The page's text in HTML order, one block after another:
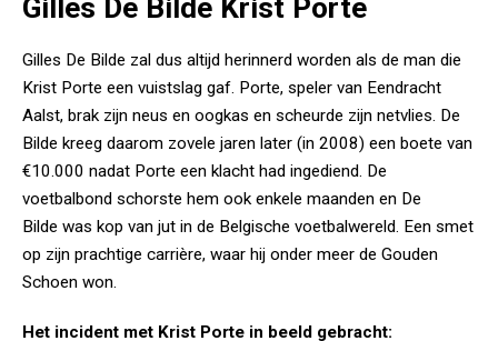
Gilles De Bilde Krist Porte
Gilles De Bilde zal dus altijd herinnerd worden als de man die
Krist Porte een vuistslag gaf. Porte, speler van Eendracht
Aalst, brak zijn neus en oogkas en scheurde zijn netvlies. De
Bilde kreeg daarom zovele jaren later (in 2008) een boete van
€10.000 nadat Porte een klacht had ingediend. De
voetbalbond schorste hem ook enkele maanden en De
Bilde was kop van jut in de Belgische voetbalwereld. Een smet
op zijn prachtige carrière, waar hij onder meer de Gouden
Schoen won.
Het incident met Krist Porte in beeld gebracht: